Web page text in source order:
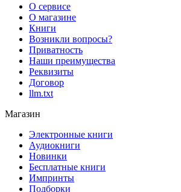
О сервисе
О магазине
Книги
Возникли вопросы?
Приватность
Наши преимущества
Реквизиты
Договор
llm.txt
Магазин
Электронные книги
Аудиокниги
Новинки
Бесплатные книги
Импринты
Подборки